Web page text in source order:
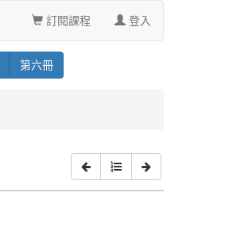
訂閱課程 登入
第六冊